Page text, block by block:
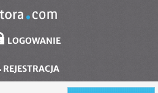
LOGOWANIE
REJESTRACJA